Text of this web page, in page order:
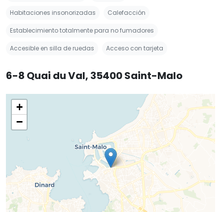
Habitaciones insonorizadas Calefacción
Establecimiento totalmente para no fumadores
Accesible en silla de ruedas Acceso con tarjeta
6-8 Quai du Val, 35400 Saint-Malo
+
−